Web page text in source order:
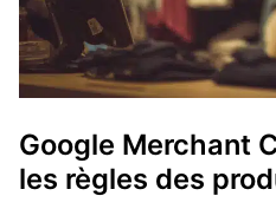
Google Merchant
les règles des
les
règles
des
multicanaux